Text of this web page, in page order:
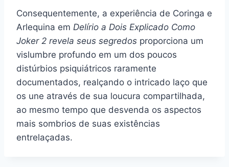
Consequentemente, a experiência de Coringa e
Arlequina em Delírio a Dois Explicado Como
Joker 2 revela seus segredos proporciona um
vislumbre profundo em um dos poucos
distúrbios psiquiátricos raramente
documentados, realçando o intricado laço que
os une através de sua loucura compartilhada,
ao mesmo tempo que desvenda os aspectos
mais sombrios de suas existências
entrelaçadas.